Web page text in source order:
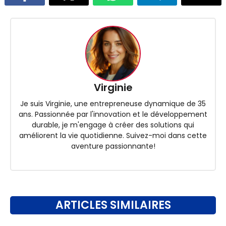
Virginie
Je suis Virginie, une entrepreneuse dynamique de 35
ans. Passionnée par l'innovation et le développement
durable, je m'engage à créer des solutions qui
améliorent la vie quotidienne. Suivez-moi dans cette
aventure passionnante!
ARTICLES SIMILAIRES